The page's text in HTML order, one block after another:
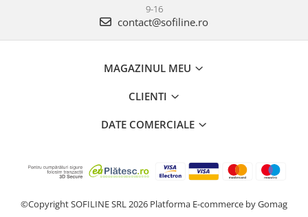
9-16
contact@sofiline.ro
MAGAZINUL MEU
CLIENTI
DATE COMERCIALE
©Copyright SOFILINE SRL 2026 Platforma E-commerce by Gomag